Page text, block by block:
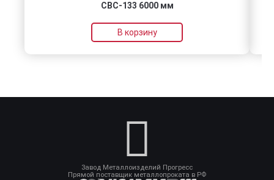
СВС-133 6000 мм
В корзину
Завод Металлоизделий Прогресс
Прямой поставщик металлопроката в РФ